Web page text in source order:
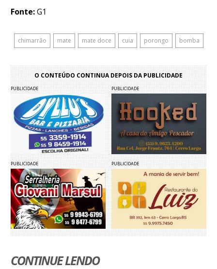
Fonte:G1
chimarrão mate mate doce cuia porongo bomba
O CONTEÚDO CONTINUA DEPOIS DA PUBLICIDADE
PUBLICIDADE PUBLICIDADE
PUBLICIDADE PUBLICIDADE
CONTINUE LENDO